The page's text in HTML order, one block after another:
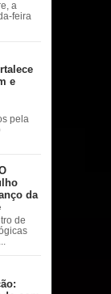
a
feira
e
pela
da
de